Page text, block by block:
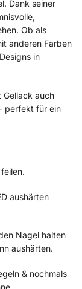
Dank seiner
Ob als
anderen Farben
in
Gellack auch
perfekt für ein
aushärten
Nagel halten
aushärten.
& nochmals